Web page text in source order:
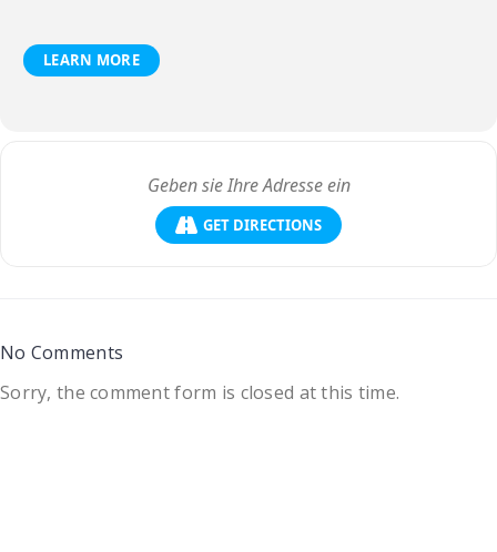
LEARN MORE
GET DIRECTIONS
No Comments
Sorry, the comment form is closed at this time.